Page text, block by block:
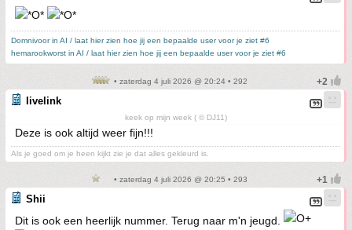
Domnivoor in AI / laat hier zien hoe jij een bepaalde user voor je ziet #6
hemarookworst in AI / laat hier zien hoe jij een bepaalde user voor je ziet #6
• zaterdag 4 juli 2026 @ 20:24 • 292
livelink
keek op mijn week ( © DJ11)
Deze is ook altijd weer fijn!!!
Als je goed om je heen kijkt zie je dat alles gekleurd is.
• zaterdag 4 juli 2026 @ 20:25 • 293
Shii
Dit is ook een heerlijk nummer. Terug naar m'n jeugd.